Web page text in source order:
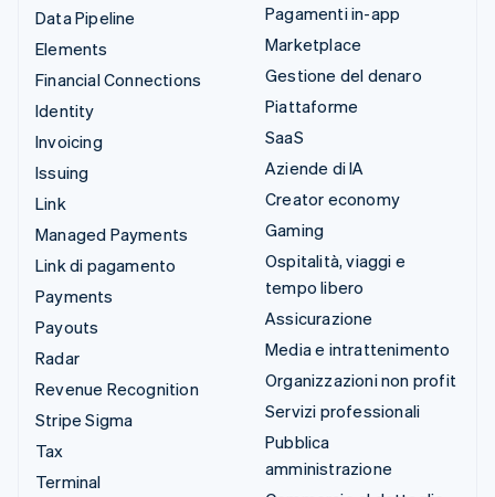
Data Pipeline
Elements
Financial Connections
Identity
Invoicing
Issuing
Link
Managed Payments
Link di pagamento
Payments
Payouts
Radar
Revenue Recognition
Stripe Sigma
Tax
Terminal
Pagamenti in-app
Marketplace
Gestione del denaro
Piattaforme
SaaS
Aziende di IA
Creator economy
Gaming
Ospitalità, viaggi e
tempo libero
Assicurazione
Media e intrattenimento
Organizzazioni non profit
Servizi professionali
Pubblica
amministrazione